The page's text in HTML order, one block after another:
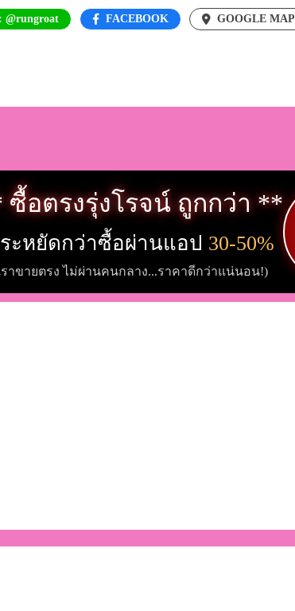
@rungroat FACEBOOK GOOGLE MAP
ซื้อตรงรุ่งโรจน์ ถูกกว่า **
ะหยัดกว่าซื้อผ่านแอป 30-50%
ราขายตรง ไม่ผ่านคนกลาง...ราคาดีกว่าแน่นอน!)